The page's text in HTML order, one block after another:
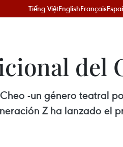
Tiếng ViệtEnglishFrançais
del
-un género teatral
Z ha lanzado el